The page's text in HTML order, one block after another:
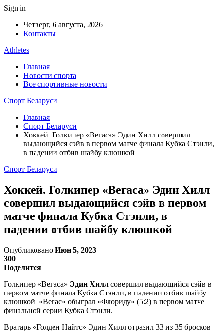
Sign in
Четверг, 6 августа, 2026
Контакты
Athletes
Главная
Новости спорта
Все спортивные новости
Спорт Беларуси
Главная
Спорт Беларуси
Хоккей. Голкипер «Вегаса» Эдин Хилл совершил
выдающийся сэйв в первом матче финала Кубка Стэнли,
в падении отбив шайбу клюшкой
Спорт Беларуси
Хоккей. Голкипер «Вегаса» Эдин Хилл
совершил выдающийся сэйв в первом
матче финала Кубка Стэнли, в
падении отбив шайбу клюшкой
Опубликовано Июн 5, 2023
300
Поделится
Голкипер «Вегаса» Эдин Хилл совершил выдающийся сэйв в
первом матче финала Кубка Стэнли, в падении отбив шайбу
клюшкой. «Вегас» обыграл «Флориду» (5:2) в первом матче
финальной серии Кубка Стэнли.
Вратарь «Голден Найтс» Эдин Хилл отразил 33 из 35 бросков